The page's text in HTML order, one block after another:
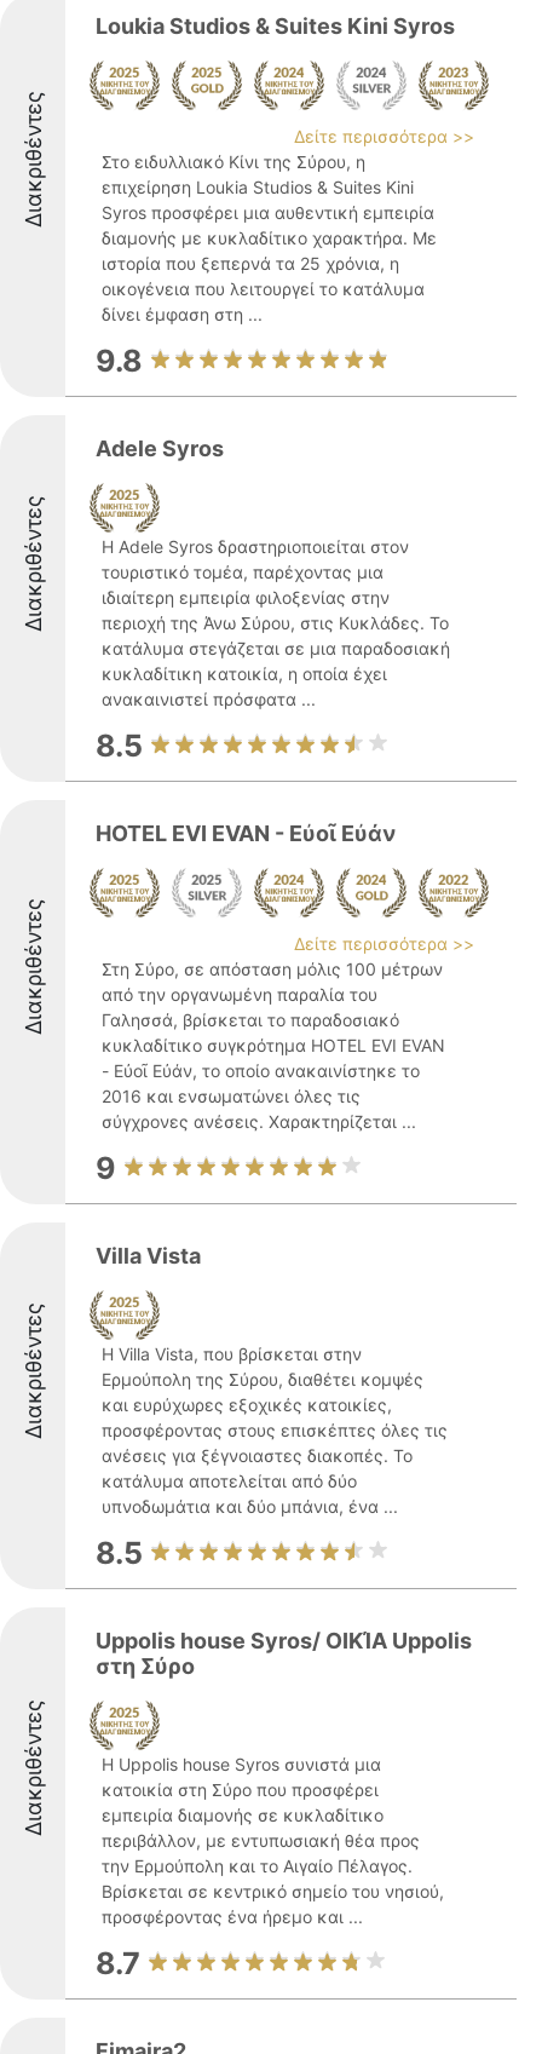
Διακριθέντες
Loukia Studios & Suites Kini Syros
Δείτε περισσότερα >>
Στο ειδυλλιακό Κίνι της Σύρου, η
επιχείρηση Loukia Studios & Suites Kini
Syros προσφέρει μια αυθεντική εμπειρία
διαμονής με κυκλαδίτικο χαρακτήρα. Με
ιστορία που ξεπερνά τα 25 χρόνια, η
οικογένεια που λειτουργεί το κατάλυμα
δίνει έμφαση στη ...
9.8
Διακριθέντες
Adele Syros
Η Adele Syros δραστηριοποιείται στον
τουριστικό τομέα, παρέχοντας μια
ιδιαίτερη εμπειρία φιλοξενίας στην
περιοχή της Άνω Σύρου, στις Κυκλάδες. Το
κατάλυμα στεγάζεται σε μια παραδοσιακή
κυκλαδίτικη κατοικία, η οποία έχει
ανακαινιστεί πρόσφατα ...
8.5
Διακριθέντες
HOTEL EVI EVAN - Eὐοῖ Eὐάν
Δείτε περισσότερα >>
Στη Σύρο, σε απόσταση μόλις 100 μέτρων
από την οργανωμένη παραλία του
Γαλησσά, βρίσκεται το παραδοσιακό
κυκλαδίτικο συγκρότημα HOTEL EVI EVAN
- Eὐοῖ Eὐάν, το οποίο ανακαινίστηκε το
2016 και ενσωματώνει όλες τις
σύγχρονες ανέσεις. Χαρακτηρίζεται ...
9
Διακριθέντες
Villa Vista
Η Villa Vista, που βρίσκεται στην
Ερμούπολη της Σύρου, διαθέτει κομψές
και ευρύχωρες εξοχικές κατοικίες,
προσφέροντας στους επισκέπτες όλες τις
ανέσεις για ξέγνοιαστες διακοπές. Το
κατάλυμα αποτελείται από δύο
υπνοδωμάτια και δύο μπάνια, ένα ...
8.5
Διακριθέντες
Uppolis house Syros/ ΟΙΚΊΑ Uppolis
στη Σύρο
Η Uppolis house Syros συνιστά μια
κατοικία στη Σύρο που προσφέρει
εμπειρία διαμονής σε κυκλαδίτικο
περιβάλλον, με εντυπωσιακή θέα προς
την Ερμούπολη και το Αιγαίο Πέλαγος.
Βρίσκεται σε κεντρικό σημείο του νησιού,
προσφέροντας ένα ήρεμο και ...
8.7